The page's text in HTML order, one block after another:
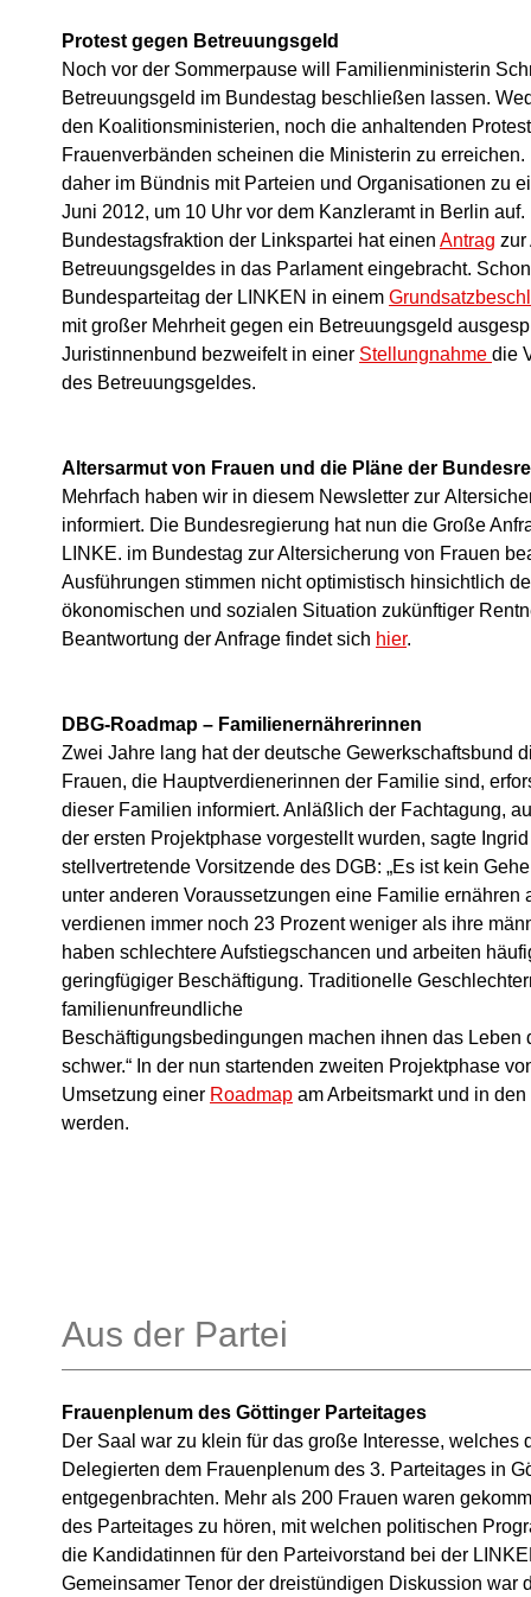
Protest gegen Betreuungsgeld
Noch vor der Sommerpause will Familienministerin
Betreuungsgeld im Bundestag beschließen lassen.
den Koalitionsministerien, noch die anhaltenden
Frauenverbänden scheinen die Ministerin zu erreichen.
daher im Bündnis mit Parteien und Organisationen zu
Juni 2012, um 10 Uhr vor dem Kanzleramt in Berlin auf.
Bundestagsfraktion der Linkspartei hat einen Antrag zur
Betreuungsgeldes in das Parlament eingebracht.
Bundesparteitag der LINKEN in einem
mit großer Mehrheit gegen ein Betreuungsgeld
Juristinnenbund bezweifelt in einer Stellungnahme die
des Betreuungsgeldes.
Altersarmut von Frauen und die Pläne der
Mehrfach haben wir in diesem Newsletter zur
informiert. Die Bundesregierung hat nun die Große
LINKE. im Bundestag zur Altersicherung von Frauen
Ausführungen stimmen nicht optimistisch hinsichtlich
ökonomischen und sozialen Situation zukünftiger
Beantwortung der Anfrage findet sich hier.
DBG-Roadmap – Familienernährerinnen
Zwei Jahre lang hat der deutsche Gewerkschaftsbund
Frauen, die Hauptverdienerinnen der Familie sind,
dieser Familien informiert. Anläßlich der Fachtagung,
der ersten Projektphase vorgestellt wurden, sagte
stellvertretende Vorsitzende des DGB: „Es ist kein
unter anderen Voraussetzungen eine Familie ernähren
verdienen immer noch 23 Prozent weniger als ihre
haben schlechtere Aufstiegschancen und arbeiten
geringfügiger Beschäftigung. Traditionelle
familienunfreundliche
Beschäftigungsbedingungen machen ihnen das Leben
schwer.“ In der nun startenden zweiten Projektphase
Umsetzung einer Roadmap am Arbeitsmarkt und in
werden.
Aus der Partei
Frauenplenum des Göttinger Parteitages
Der Saal war zu klein für das große Interesse, welches
Delegierten dem Frauenplenum des 3. Parteitages in
entgegenbrachten. Mehr als 200 Frauen waren
des Parteitages zu hören, mit welchen politischen
die Kandidatinnen für den Parteivorstand bei der
Gemeinsamer Tenor der dreistündigen Diskussion war